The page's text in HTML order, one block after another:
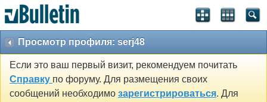
Просмотр профиля: serj48
Если это ваш первый визит, рекомендуем почитать
Справку по форуму. Для размещения своих
сообщений необходимо зарегистрироваться. Для